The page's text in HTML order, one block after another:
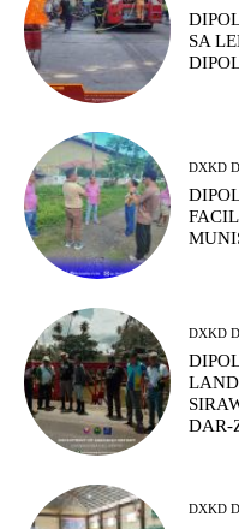
SA
DXKD
DXKD
LAND
DAR-
DXKD